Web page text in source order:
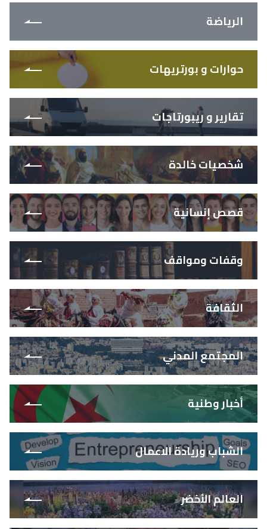
الرياضة
حوارات و بورتريهات
تقارير و ريبورتاجات
شخصيات خالدة
قصص إنسانية
وقفات ومواقف
الثقافة
المجتمع المدني
أخبار وطنية
الشباب وريادة الاعمال
العالم الأخضر